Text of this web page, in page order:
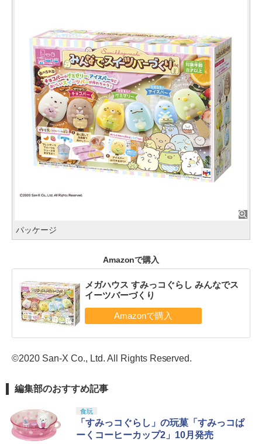
パッケージ
Amazonで購入
メガハウス すみっコぐらし みんなでス
イーツバーづくり
©2020 San-X Co., Ltd. All Rights Reserved.
編集部のおすすめ記事
食玩
「すみっコぐらし」の玩菓「すみっコぱ
ーくコーヒーカップ2」10月発売